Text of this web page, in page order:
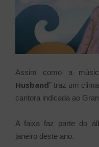
Assim como a
Husband” traz um
cantora indicada ao
A faixa faz parte do
janeiro deste ano.